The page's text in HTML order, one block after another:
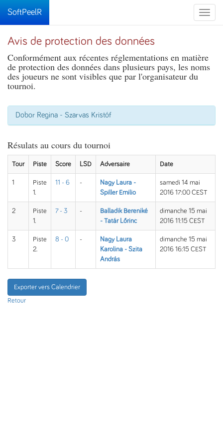
Toggle
SoftPeelR
Avis de protection des données
Conformément aux récentes réglementations en matière
de protection des données dans plusieurs pays, les noms
des joueurs ne sont visibles que par l'organisateur du
tournoi.
Dobor Regina - Szarvas Kristóf
Résulats au cours du tournoi
Tour Piste Score LSD Adversaire Date
1
Piste
1.
11 - 6 -
Nagy Laura -
Spiller Emilio
samedi 14 mai
2016 17:00 CEST
2
Piste
1.
7 - 3 -
Balladik Bereniké
- Tatár Lőrinc
dimanche 15 mai
2016 11:15 CEST
3
Piste
2.
8 - 0 -
Nagy Laura
Karolina - Szita
András
dimanche 15 mai
2016 16:15 CEST
Exporter vers Calendrier
Retour